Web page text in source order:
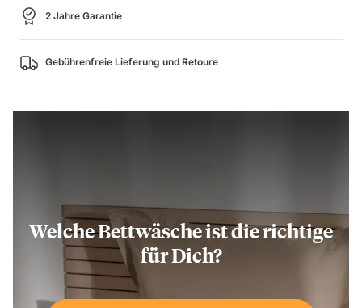
2 Jahre Garantie
Gebührenfreie Lieferung und Retoure
Welche Bettwäsche ist die richtige
für Dich?